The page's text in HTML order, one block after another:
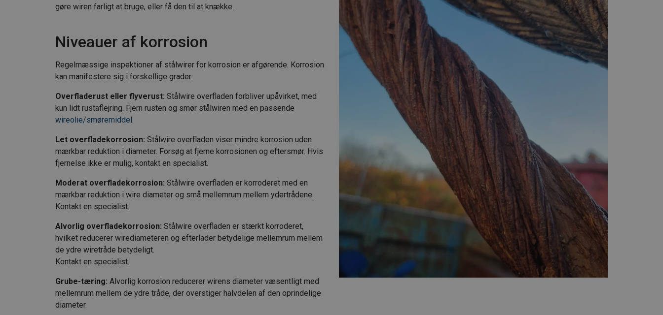
gøre wiren farligt at bruge, eller få den til at knække.
Niveauer af korrosion
Regelmæssige inspektioner af stålwirer for korrosion er afgørende. Korrosion
kan manifestere sig i forskellige grader:
Overfladerust eller flyverust: Stålwire overfladen forbliver upåvirket, med
kun lidt rustaflejring. Fjern rusten og smør stålwiren med en passende
wireolie/smøremiddel
Let overfladekorrosion: Stålwire overfladen viser mindre korrosion uden
mærkbar reduktion i diameter. Forsøg at fjerne korrosionen og eftersmør. Hvis
fjernelse ikke er mulig, kontakt en specialist.
Moderat overfladekorrosion: Stålwire overfladen er korroderet med en
mærkbar reduktion i wire diameter og små mellemrum mellem ydertrådene.
Kontakt en specialist.
Alvorlig overfladekorrosion: Stålwire overfladen er stærkt korroderet,
hvilket reducerer wirediameteren og efterlader betydelige mellemrum mellem
de ydre wiretråde betydeligt.
Kontakt en specialist.
Grube-tæring: Alvorlig korrosion reducerer wirens diameter væsentligt med
mellemrum mellem de ydre tråde, der overstiger halvdelen af den oprindelige
diameter.